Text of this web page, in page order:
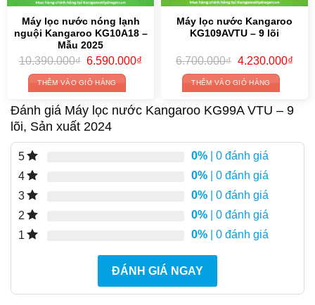
Máy lọc nước nóng lạnh
nguội Kangaroo KG10A18 –
Mẫu 2025
10.390.000₫ Original
price
was:
10.390.000₫.
6.590.000₫ Current
6.590.000₫.
THÊM VÀO GIỎ HÀNG
Máy lọc nước Kangaroo
KG109AVTU – 9 lõi
6.700.000₫ Original
price
was:
6.700.000₫.
4.230.000₫
THÊM VÀO GIỎ HÀNG
Đánh giá Máy lọc nước Kangaroo KG99A VTU – 9
lõi, Sản xuất 2024
5 0% | 0 đánh giá
4
0% | 0 đánh giá
3
0% | 0 đánh giá
2
0% | 0 đánh giá
1
0% | 0 đánh giá
ĐÁNH GIÁ NGAY